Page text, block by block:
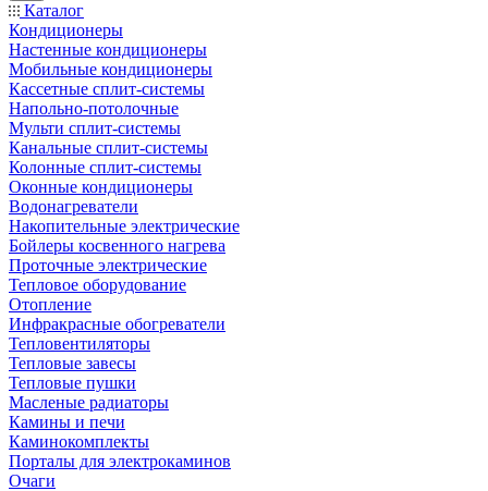
Каталог
Кондиционеры
Настенные кондиционеры
Мобильные кондиционеры
Кассетные сплит-системы
Напольно-потолочные
Мульти сплит-системы
Канальные сплит-системы
Колонные сплит-системы
Оконные кондиционеры
Водонагреватели
Накопительные электрические
Бойлеры косвенного нагрева
Проточные электрические
Тепловое оборудование
Отопление
Инфракрасные обогреватели
Тепловентиляторы
Тепловые завесы
Тепловые пушки
Масленые радиаторы
Камины и печи
Каминокомплекты
Порталы для электрокаминов
Очаги